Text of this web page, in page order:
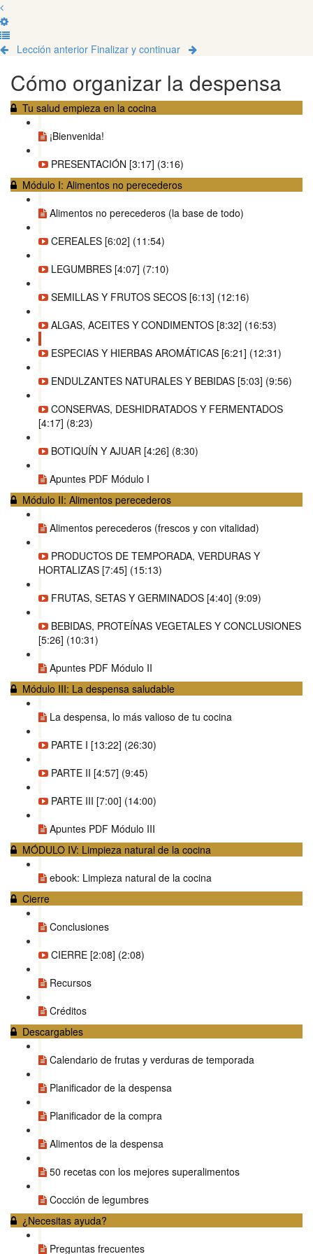
Lección anterior Finalizar y continuar
Cómo organizar la despensa
Tu salud empieza en la cocina
¡Bienvenida!
PRESENTACIÓN [3:17] (3:16)
Módulo I: Alimentos no perecederos
Alimentos no perecederos (la base de todo)
CEREALES [6:02] (11:54)
LEGUMBRES [4:07] (7:10)
SEMILLAS Y FRUTOS SECOS [6:13] (12:16)
ALGAS, ACEITES Y CONDIMENTOS [8:32] (16:53)
ESPECIAS Y HIERBAS AROMÁTICAS [6:21] (12:31)
ENDULZANTES NATURALES Y BEBIDAS [5:03] (9:56)
CONSERVAS, DESHIDRATADOS Y FERMENTADOS
[4:17] (8:23)
BOTIQUÍN Y AJUAR [4:26] (8:30)
Apuntes PDF Módulo I
Módulo II: Alimentos perecederos
Alimentos perecederos (frescos y con vitalidad)
PRODUCTOS DE TEMPORADA, VERDURAS Y
HORTALIZAS [7:45] (15:13)
FRUTAS, SETAS Y GERMINADOS [4:40] (9:09)
BEBIDAS, PROTEÍNAS VEGETALES Y CONCLUSIONES
[5:26] (10:31)
Apuntes PDF Módulo II
Módulo III: La despensa saludable
La despensa, lo más valioso de tu cocina
PARTE I [13:22] (26:30)
PARTE II [4:57] (9:45)
PARTE III [7:00] (14:00)
Apuntes PDF Módulo III
MÓDULO IV: Limpieza natural de la cocina
ebook: Limpieza natural de la cocina
Cierre
Conclusiones
CIERRE [2:08] (2:08)
Recursos
Créditos
Descargables
Calendario de frutas y verduras de temporada
Planificador de la despensa
Planificador de la compra
Alimentos de la despensa
50 recetas con los mejores superalimentos
Cocción de legumbres
¿Necesitas ayuda?
Preguntas frecuentes